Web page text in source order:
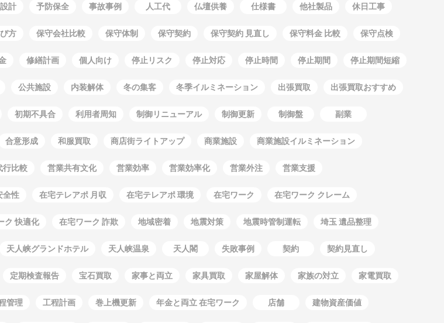
計 予防保全 事故事例 人工代 仏壇供養 仕様書 他社製品 休日工事
方 保守会社比較 保守体制 保守契約 保守契約 見直し 保守料金 比較 保守点検
修繕計画 個人向け 停止リスク 停止対応 停止時間 停止期間 停止期間短縮
公共施設 内装解体 冬の集客 冬季イルミネーション 出張買取 出張買取おすすめ
初期不具合 利用者周知 制御リニューアル 制御更新 制御盤 副業
合意形成 和服買取 商店街ライトアップ 商業施設 商業施設イルミネーション
行比較 営業共有文化 営業効率 営業効率化 営業外注 営業支援
全性 在宅テレアポ 月収 在宅テレアポ 環境 在宅ワーク 在宅ワーク クレーム
ク 快適化 在宅ワーク 詐欺 地域密着 地震対策 地震時管制運転 埼玉 遺品整理
天人峡グランドホテル 天人峡温泉 天人閣 失敗事例 契約 契約見直し
定期検査報告 宝石買取 家事と両立 家具買取 家屋解体 家族の対立 家電買取
管理 工程計画 巻上機更新 年金と両立 在宅ワーク 店舗 建物資産価値